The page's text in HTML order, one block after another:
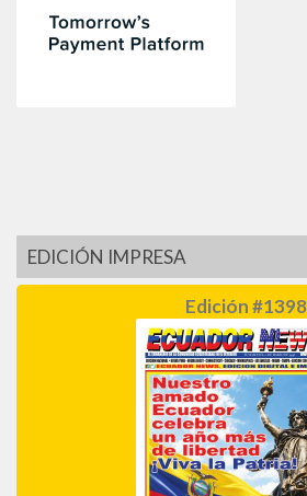
EDICIÓN IMPRESA
Edición #1398